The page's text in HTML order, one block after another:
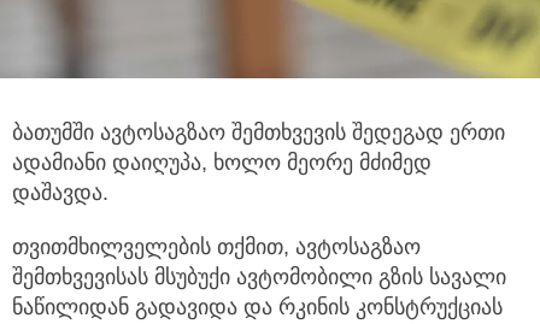
ბათუმში ავტოსაგზაო შემთხვევის შედეგად ერთი
ადამიანი დაიღუპა, ხოლო მეორე მძიმედ
დაშავდა.
თვითმხილველების თქმით, ავტოსაგზაო
შემთხვევისას მსუბუქი ავტომობილი გზის სავალი
ნაწილიდან გადავიდა და რკინის კონსტრუქციას